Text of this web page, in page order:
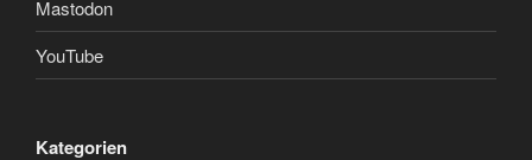
Mastodon
YouTube
Kategorien